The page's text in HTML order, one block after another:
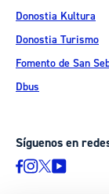
Donostia Kultura
Donostia Turismo
Fomento de San
Dbus
Síguenos en